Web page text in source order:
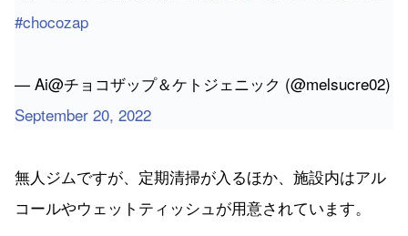
#chocozap
— Ai@チョコザップ＆ケトジェニック (@melsucre02)
September 20, 2022
無人ジムですが、定期清掃が入るほか、施設内はアル
コールやウェットティッシュが用意されています。